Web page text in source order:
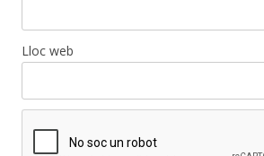
Lloc web